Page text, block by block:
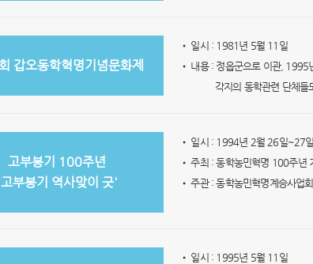
갑오동학혁명기념문화제
• 일시 : 1981년 5월 11일
• 내용 : 정읍군으로 이관, 1995
각지의 동학관련 단체들
고부봉기 100주년
부봉기 역사맞이 굿'
• 일시 : 1994년 2월 26일~27일
• 주최 : 동학농민혁명 100주년
• 주관 : 동학농민혁명계승사업
• 일시 : 1995년 5월 11일